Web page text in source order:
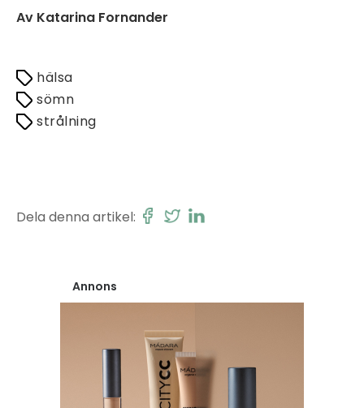
Av Katarina Fornander
hälsa
sömn
strålning
Dela denna artikel:
Annons